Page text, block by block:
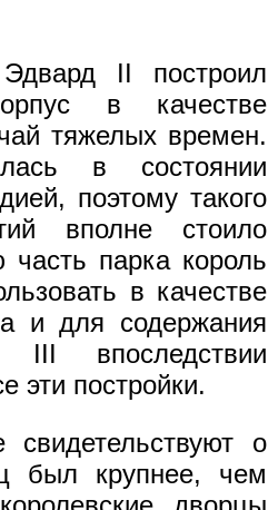
II построил
в качестве
тяжелых времен.
в состоянии
поэтому такого
вполне стоило
парка король
в качестве
и для содержания
III впоследствии
эти постройки.
о
был крупнее, чем